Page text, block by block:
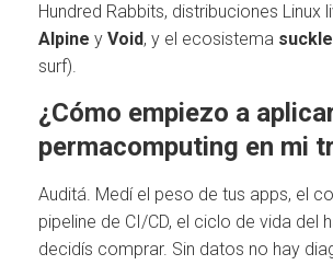
Hundred Rabbits, distribuciones Linux
Alpine y Void, y el ecosistema
surf).
¿Cómo empiezo a
permacomputing en mi
Auditá. Medí el peso de tus apps, el
pipeline de CI/CD, el ciclo de vida del
decidís comprar. Sin datos no hay